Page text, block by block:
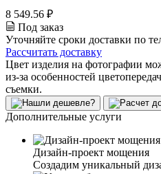
8 549.56 ₽
Под заказ
Уточняйте сроки доставки по
Рассчитать доставку
Цвет изделия на фотографии
из-за особенностей
съемки.
Дополнительные услуги
Дизайн-проект мощения
Создадим уникальный